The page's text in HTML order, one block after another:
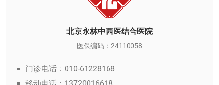
北京永林中西医结合医院
医保编码：24110058
门诊电话：010-61228168